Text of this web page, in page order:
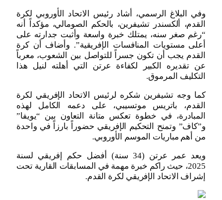
وفي البلاغ الرسمي، أشاد رئيس الاتحاد الأوروبي لكرة
القدم، ألكسندر تشيفرين، بالحكم الصومالي، مؤكداً أنه
“رغم صغر سنه، يمتلك خبرة واسعة وأثبت جدارته على
أعلى مستويات المنافسات الإفريقية”. وأضاف أن كرة
القدم يجب أن تكون جسراً للتواصل بين الشعوب، معرباً
عن تقديره الكبير لكفاءة عرتن التي أهلته لنيل هذا
التكليف المرموق.
كما وجه تشيفرين شكره لرئيس الاتحاد الإفريقي لكرة
القدم، باتريس موتسيبي، على دعمه الكامل لهذه
المبادرة، في خطوة تعكس متانة التعاون بين “يويفا”
و”كاف” وتمنح التحكيم الإفريقي حضوراً بارزاً في واحدة
من أهم مباريات الموسم الأوروبي.
ويعد عمر عرتن (34 سنة) أفضل حكم إفريقي لسنة
2025، حيث راكم خبرة مهمة في المسابقات القارية تحت
إشراف الاتحاد الإفريقي لكرة القدم.